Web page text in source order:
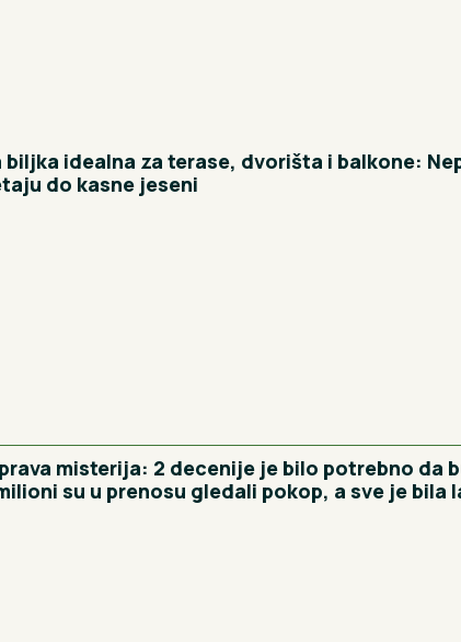
idealna za terase, dvorišta i balkone:
do kasne jeseni
misterija: 2 decenije je bilo potrebno da
su u prenosu gledali pokop, a sve je bila